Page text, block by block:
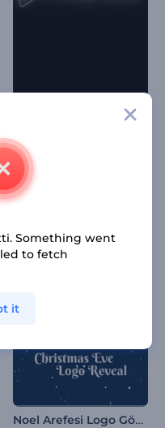
Noel Arefesi Logo Gösterimi
Something went
to fetch
it